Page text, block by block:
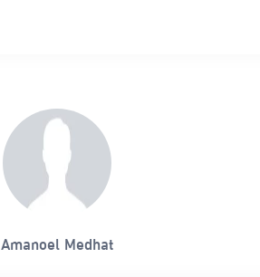
Amanoel Medhat